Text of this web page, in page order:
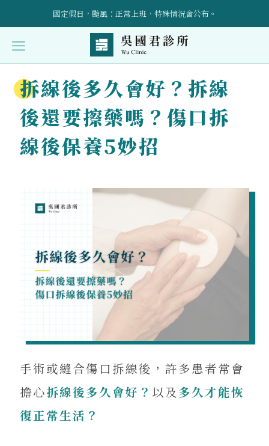
國定假日，颱風：正常上班，特殊情況會公布。
立即預約！請加入官方LINE帳號：@wuclinic 。
引進預防醫學點滴輸液治療、AI骨密設備，詳情請洽櫃檯～
受傷後的康復護理與自我照顧技巧全面指導
拆線後多久會好？拆線
後還要擦藥嗎？傷口拆
線後保養5妙招
手術或縫合傷口拆線後，許多患者常會
擔心拆線後多久會好？ 以及 多久才能恢
復正常生活？